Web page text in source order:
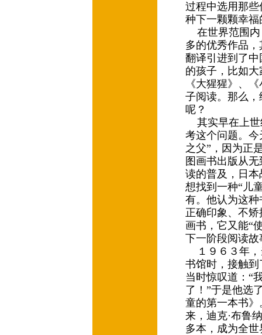
过程中选用那
种下一颗颗幸
在世界范围内
多的优秀作品
翻译引进到了
的孩子，比如
《大猩猩》、
子阅读。那么
呢？
其实早在上世
考这个问题。
之父”，因为正
图画书出版从
读的普及，日
想找到一种“儿
有。他认为这
正确印象、不
画书，它又能“
下一阶段阅读
１９６３年，
书馆时，接触
当时惊叹道：“
了！”于是他选
童的第一本书
来，迪克·布鲁
多本，成为全